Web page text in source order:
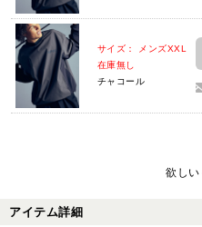
サイズ： メンズXXL
在庫無し
チャコール
欲しい
アイテム詳細